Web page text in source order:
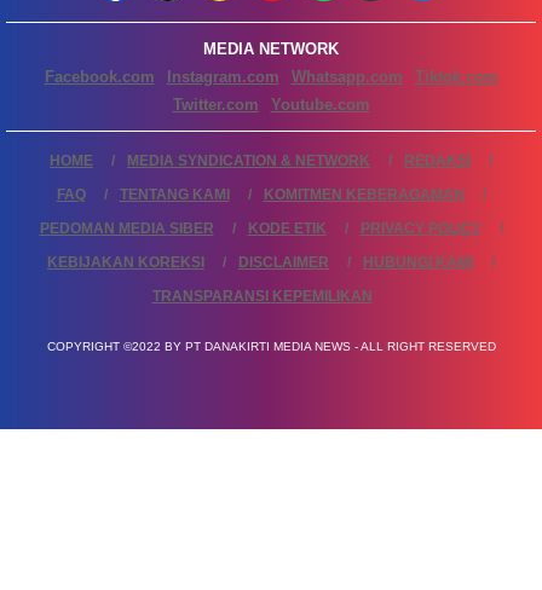
MEDIA NETWORK
Facebook.com
Instagram.com Whatsapp.com
Tiktok.com
Twitter.com
Youtube.com
HOME MEDIA SYNDICATION & NETWORK
REDAKSI
FAQ
TENTANG KAMI
KOMITMEN KEBERAGAMAN
PEDOMAN MEDIA SIBER
KODE ETIK
PRIVACY POLICY
KEBIJAKAN KOREKSI
DISCLAIMER
HUBUNGI KAMI
TRANSPARANSI KEPEMILIKAN
COPYRIGHT ©2022 BY PT DANAKIRTI MEDIA NEWS - ALL RIGHT RESERVED